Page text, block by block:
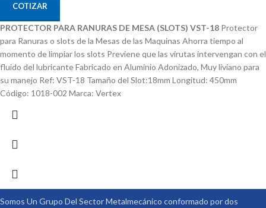
COTIZAR
PROTECTOR PARA RANURAS DE MESA (SLOTS) VST-18 Protector
para Ranuras o slots de la Mesas de las Maquinas Ahorra tiempo al
momento de limpiar los slots Previene que las virutas intervengan con el
fluido del lubricante Fabricado en Aluminio Adonizado, Muy liviano para
su manejo Ref: VST-18 Tamaño del Slot:18mm Longitud: 450mm
Código: 1018-002 Marca: Vertex
Somos Un Grupo Del Sector Metalmecánico conformado por dos